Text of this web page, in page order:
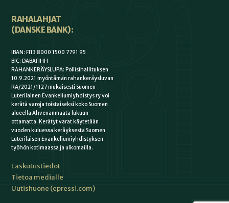
RAHALAHJAT
(DANSKE BANK):
IBAN: FI13 8000 1500 7791 95
BIC: DABAFIHH
RAHANKERÄYSLUPA: Poliisihallituksen
10.9.2021 myöntämän rahankeräysluvan
RA/2021/1127 mukaisesti Suomen
Luterilainen Evankeliumiyhdistys ry voi
kerätä varoja toistaiseksi koko Suomen
alueella Ahvenanmaata lukuun
ottamatta. Kerätyt varat käytetään
vuoden kuluessa keräyksestä Suomen
Luterilaisen Evankeliumiyhdistyksen
työhön kotimaassa ja ulkomailla.
Laskutustiedot
Tietoa medialle
Uutishuone (epressi.com)